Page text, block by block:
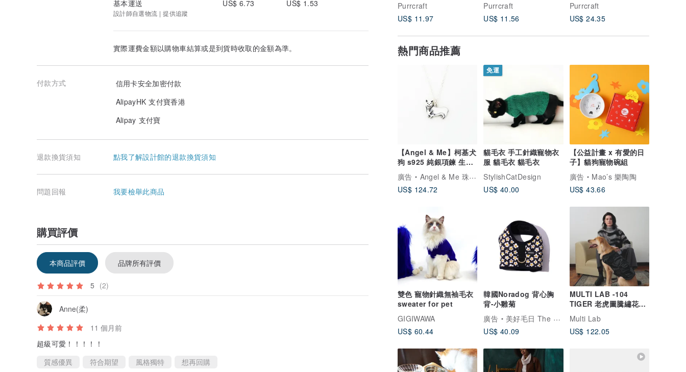
Purrcraft
US$ 11.97
Purrcraft
US$ 11.56
可供選擇。
Purrcraft
US$ 24.35
熱門商品推薦
【Angel & Me】柯基犬
狗 s925 純銀項鍊 生日
情人節 聖誕節禮物
廣告
Angel & Me 珠寶銀飾
US$ 124.72
免運
貓毛衣 手工針織寵物衣
服 貓毛衣 貓毛衣
StylishCatDesign
US$ 40.00
【公益計畫 x 有愛的日
子】貓狗寵物碗組
廣告
Mao’s 樂陶陶
US$ 43.66
雙色 寵物針織無袖毛衣
sweater for pet
GIGIWAWA
US$ 60.44
韓國Noradog 背心胸
背-小雛菊
廣告
美好毛日 The Good Pet Days
US$ 40.09
MULTI LAB -104
TIGER 老虎圖騰繡花羊
毛寵物毛衣/S-XL
Multi Lab
US$ 122.05
基本運送
US$ 6.73 US$ 1.53
設計師自選物流 | 提供追蹤
實際運費金額以購物車結算或是到貨時收取的金額為準。
付款方式
信用卡安全加密付款
AlipayHK 支付寶香港
Alipay 支付寶
退款換貨須知 點我了解設計館的退款換貨須知
問題回報 我要檢舉此商品
購買評價
本商品評價 品牌所有評價
5 (2)
Anne(柔)
11 個月前
超級可愛！！！！！
質感優異
符合期望 風格獨特 想再回購